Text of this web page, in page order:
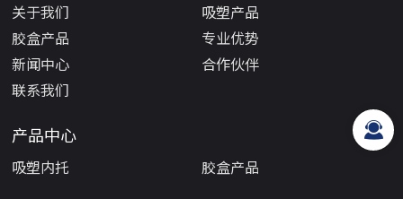
关于我们
吸塑产品
胶盒产品
专业优势
新闻中心
合作伙伴
联系我们
产品中心
吸塑内托 胶盒产品